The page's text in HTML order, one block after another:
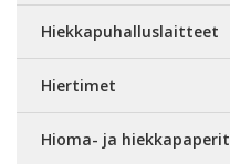
Hiekkapuhalluslaitteet
Hiertimet
Hioma- ja hiekkapaperit